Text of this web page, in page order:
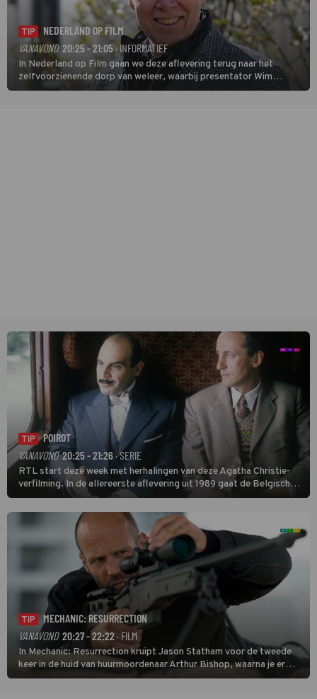
TIP
NEDERLAND OP FILM
VANAVOND 20:25 - 21:05· INFORMATIEF
In Nederland op Film gaan we deze aflevering terug naar het
zelfvoorzienende dorp van weleer, waarbij presentator Wim
Daniëls de kijkers meeneemt op reis door de tijd aan de hand van
TIP
POIROT
VANAVOND 20:25 - 21:26 · SERIE
RTL start deze week met herhalingen van deze Agatha Christie-
verfilming. In de allereerste aflevering uit 1989 gaat de Belgische
speurder op zoek naar een vermiste kok. Poirot raakt al snel
verwikkeld in een moordzaak. (HH)
TIP
MECHANIC: RESURRECTION
VANAVOND 20:27 - 22:22· FILM
In Mechanic: Resurrection kruipt Jason Statham voor de tweede
keer in de huid van huurmoordenaar Arthur Bishop, waarna je er
donder op kunt zeggen dat er van Bishops geplande pensioen niet